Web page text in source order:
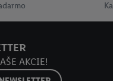
AKCIE!